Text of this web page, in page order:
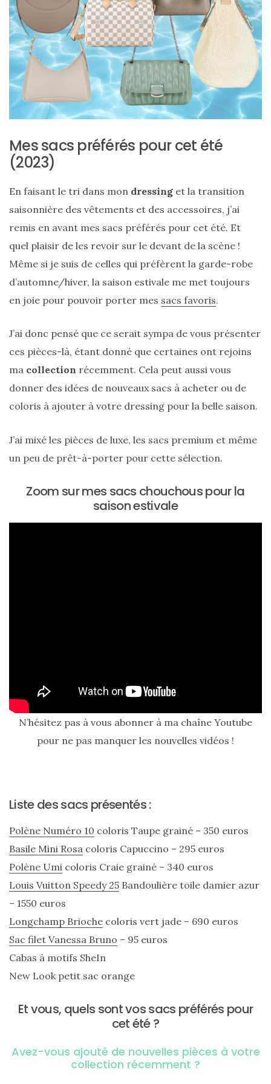
sac
en
soie
et
cuir
au
luxe
discret
06/06/2026
30/05/2026
Ma
sélection
de
sacs
légers
et
tendance
l’été
Mes sacs préférés pour cet été
(2023)
En faisant le tri dans mon dressing et la transition
saisonnière des vêtements et des accessoires, j’ai
remis en avant mes sacs préférés pour cet été. Et
quel plaisir de les revoir sur le devant de la scène !
Même si je suis de celles qui préfèrent la garde-robe
d’automne/hiver, la saison estivale me met toujours
en joie pour pouvoir porter mes sacs favoris.
J’ai donc pensé que ce serait sympa de vous présenter
ces pièces-là, étant donné que certaines ont rejoins
ma collection récemment. Cela peut aussi vous
donner des idées de nouveaux sacs à acheter ou de
coloris à ajouter à votre dressing pour la belle saison.
J’ai mixé les pièces de luxe, les sacs premium et même
un peu de prêt-à-porter pour cette sélection.
Zoom sur mes sacs chouchous pour la
saison estivale
N’hésitez pas à vous abonner à ma chaîne Youtube
pour ne pas manquer les nouvelles vidéos !
Liste des sacs présentés :
Polène Numéro 10 coloris Taupe grainé – 350 euros
Basile Mini Rosa coloris Capuccino – 295 euros
Polène Umi coloris Craie grainé – 340 euros
Louis Vuitton Speedy 25 Bandoulière toile damier azur
– 1550 euros
Longchamp Brioche coloris vert jade – 690 euros
Sac filet Vanessa Bruno – 95 euros
Cabas à motifs SheIn
New Look petit sac orange
Et vous, quels sont vos sacs préférés pour
cet été ?
Avez-vous ajouté de nouvelles pièces à votre
collection récemment ?